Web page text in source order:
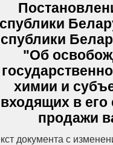
"Об
химии и
входящих в его
продажи
документа с